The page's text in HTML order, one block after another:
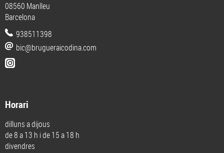
08560 Manlleu
Barcelona
938511398
bic@brugueraicodina.com
Horari
dilluns a dijous
de 8 a 13 h i de 15 a 18 h
divendres